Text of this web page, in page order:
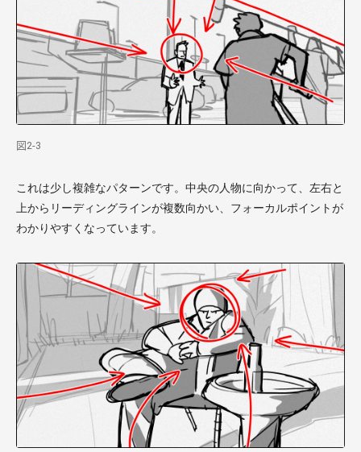
図2-3
これは少し複雑なパターンです。中央の人物に向かって、左右と
上からリーディングラインが複数向かい、フォーカルポイントが
わかりやすくなっています。